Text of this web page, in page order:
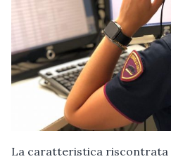
La caratteristica riscontrata